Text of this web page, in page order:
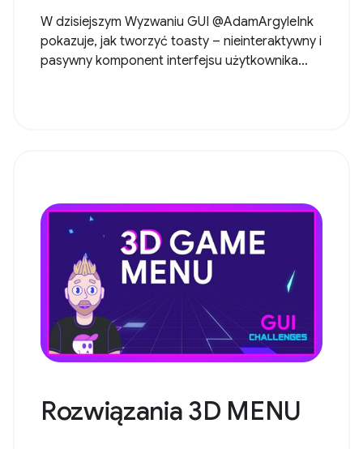
W dzisiejszym Wyzwaniu GUI @AdamArgyleInk
pokazuje, jak tworzyć toasty – nieinteraktywny i
pasywny komponent interfejsu użytkownika...
Rozwiązania 3D MENU